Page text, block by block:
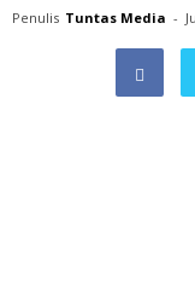
Penulis Tuntas Media -